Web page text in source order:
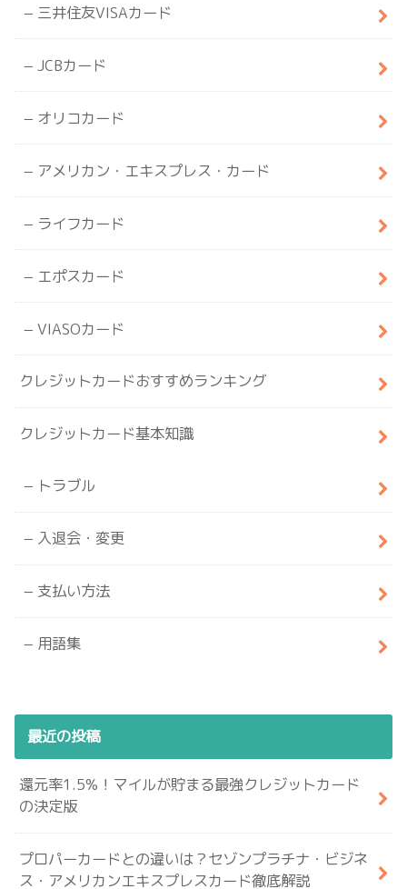
三井住友VISAカード
JCBカード
オリコカード
アメリカン・エキスプレス・カード
ライフカード
エポスカード
VIASOカード
クレジットカードおすすめランキング
クレジットカード基本知識
トラブル
入退会・変更
支払い方法
用語集
最近の投稿
還元率1.5%！マイルが貯まる最強クレジットカード
の決定版
プロパーカードとの違いは？セゾンプラチナ・ビジネ
ス・アメリカンエキスプレスカード徹底解説